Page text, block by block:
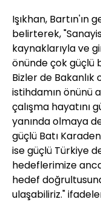
Işıkhan, Bartın'ın
belirterek,
kaynaklarıyla ve
önünde çok güçlü
Bizler de Bakanlık
istihdamın önünü
çalışma hayatını
yanında olmaya
güçlü Batı
ise güçlü Türkiye
hedeflerimize
hedef
ulaşabiliriz."